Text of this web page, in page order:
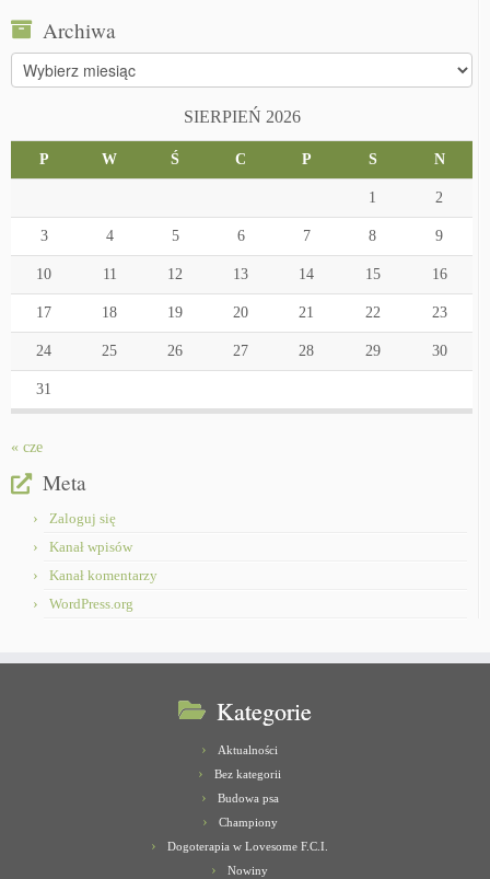
Archiwa
Archiwa
SIERPIEŃ 2026
P W Ś C P S N
1 2
3 4 5 6 7 8 9
10 11 12 13 14 15 16
17 18 19 20 21 22 23
24 25 26 27 28 29 30
31
« cze
Meta
Zaloguj się
Kanał wpisów
Kanał komentarzy
WordPress.org
Kategorie
Aktualności
Bez kategorii
Budowa psa
Championy
Dogoterapia w Lovesome F.C.I.
Nowiny